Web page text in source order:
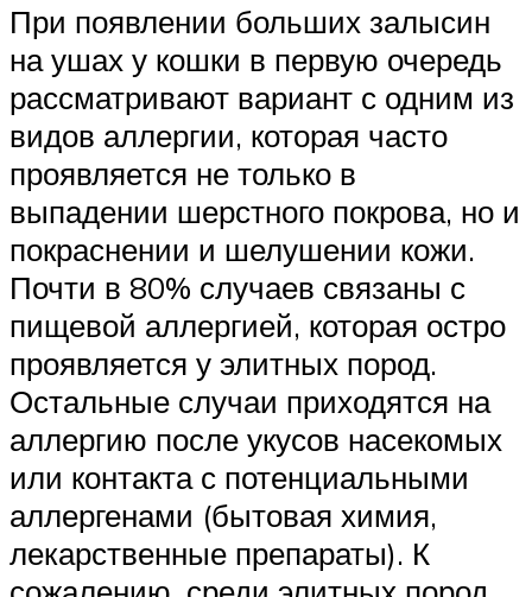
При появлении больших залысин
на ушах у кошки в первую очередь
рассматривают вариант с одним из
видов аллергии, которая часто
проявляется не только в
выпадении шерстного покрова, но и
покраснении и шелушении кожи.
Почти в 80% случаев связаны с
пищевой аллергией, которая остро
проявляется у элитных пород.
Остальные случаи приходятся на
аллергию после укусов насекомых
или контакта с потенциальными
аллергенами (бытовая химия,
лекарственные препараты). К